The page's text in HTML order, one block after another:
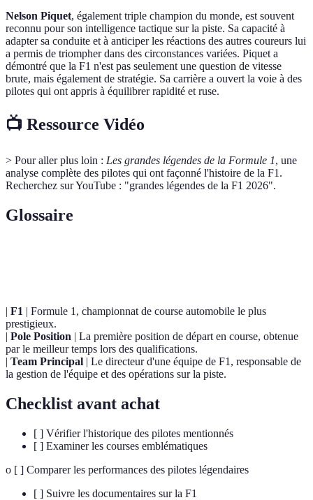
Nelson Piquet, également triple champion du monde, est souvent
reconnu pour son intelligence tactique sur la piste. Sa capacité à
adapter sa conduite et à anticiper les réactions des autres coureurs lui
a permis de triompher dans des circonstances variées. Piquet a
démontré que la F1 n'est pas seulement une question de vitesse
brute, mais également de stratégie. Sa carrière a ouvert la voie à des
pilotes qui ont appris à équilibrer rapidité et ruse.
📺 Ressource Vidéo
> Pour aller plus loin : Les grandes légendes de la Formule 1, une
analyse complète des pilotes qui ont façonné l'histoire de la F1.
Recherchez sur YouTube : "grandes légendes de la F1 2026".
Glossaire
| F1 | Formule 1, championnat de course automobile le plus
prestigieux.
| Pole Position | La première position de départ en course, obtenue
par le meilleur temps lors des qualifications.
| Team Principal | Le directeur d'une équipe de F1, responsable de
la gestion de l'équipe et des opérations sur la piste.
Checklist avant achat
[ ] Vérifier l'historique des pilotes mentionnés
[ ] Examiner les courses emblématiques
o [ ] Comparer les performances des pilotes légendaires
[ ] Suivre les documentaires sur la F1